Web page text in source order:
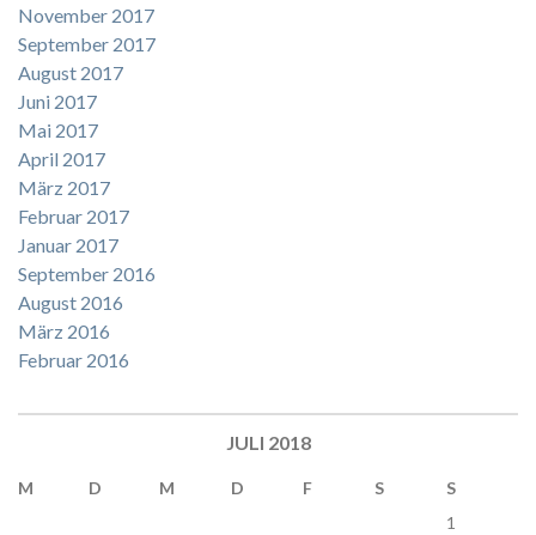
November 2017
September 2017
August 2017
Juni 2017
Mai 2017
April 2017
März 2017
Februar 2017
Januar 2017
September 2016
August 2016
März 2016
Februar 2016
JULI 2018
M D M D F S
S
1